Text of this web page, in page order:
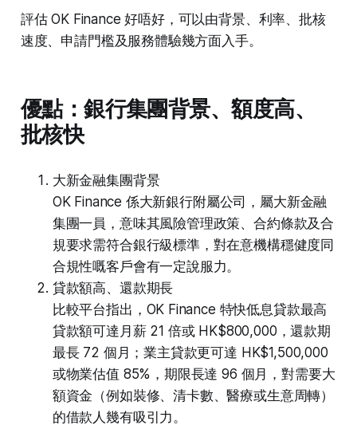
評估 OK Finance 好唔好，可以由背景、利率、批核
速度、申請門檻及服務體驗幾方面入手。
優點：銀行集團背景、額度高、
批核快
大新金融集團背景
OK Finance 係大新銀行附屬公司，屬大新金融
集團一員，意味其風險管理政策、合約條款及合
規要求需符合銀行級標準，對在意機構穩健度同
合規性嘅客戶會有一定說服力。
貸款額高、還款期長
比較平台指出，OK Finance 特快低息貸款最高
貸款額可達月薪 21 倍或 HK$800,000，還款期
最長 72 個月；業主貸款更可達 HK$1,500,000
或物業估值 85%，期限長達 96 個月，對需要大
額資金（例如裝修、清卡數、醫療或生意周轉）
的借款人幾有吸引力。